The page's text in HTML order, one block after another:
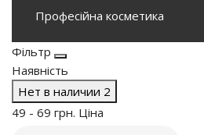
Професійна косметика
Фільтр
Наявність
Нет в наличии 2
49 - 69 грн. Ціна